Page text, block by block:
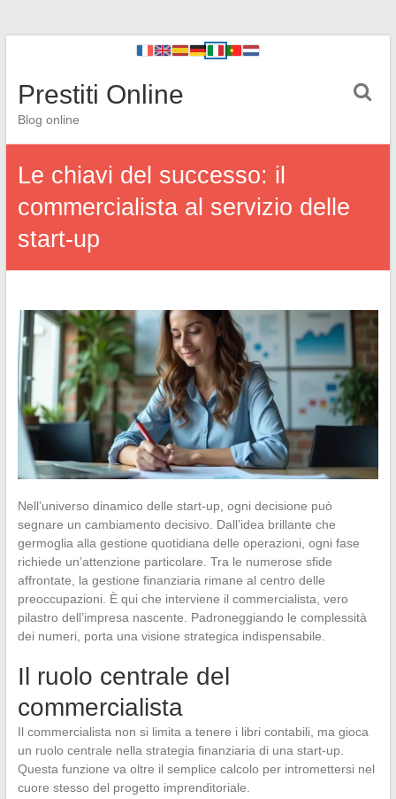
Prestiti Online
Blog online
Le chiavi del successo: il
commercialista al servizio delle
start-up
Nell’universo dinamico delle start-up, ogni decisione può
segnare un cambiamento decisivo. Dall’idea brillante che
germoglia alla gestione quotidiana delle operazioni, ogni fase
richiede un’attenzione particolare. Tra le numerose sfide
affrontate, la gestione finanziaria rimane al centro delle
preoccupazioni. È qui che interviene il commercialista, vero
pilastro dell’impresa nascente. Padroneggiando le complessità
dei numeri, porta una visione strategica indispensabile.
Il ruolo centrale del
commercialista
Il commercialista non si limita a tenere i libri contabili, ma gioca
un ruolo centrale nella strategia finanziaria di una start-up.
Questa funzione va oltre il semplice calcolo per intromettersi nel
cuore stesso del progetto imprenditoriale.